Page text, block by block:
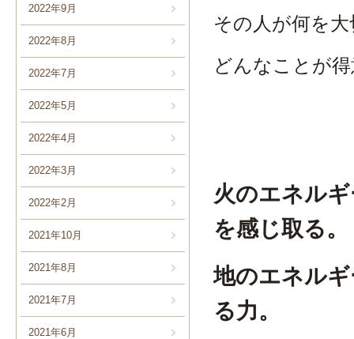
2022年9月
2022年8月
2022年7月
2022年5月
2022年4月
2022年3月
2022年2月
2021年10月
2021年8月
2021年7月
2021年6月
その人が何を
どんなことが
火のエネル
を感じ取る。
地のエネル
る力。